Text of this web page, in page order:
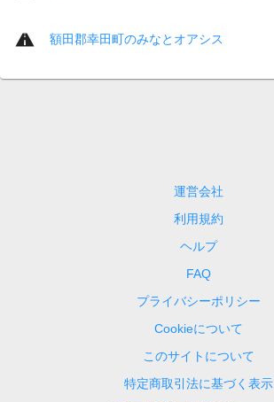
額田郡幸田町のみなとオアシス
運営会社
利用規約
ヘルプ
FAQ
プライバシーポリシー
Cookieについて
このサイトについて
特定商取引法に基づく表示